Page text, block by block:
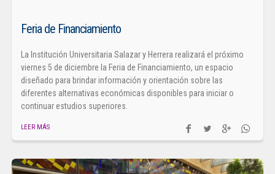
Feria de Financiamiento
La Institución Universitaria Salazar y Herrera realizará el próximo
viernes 5 de diciembre la Feria de Financiamiento, un espacio
diseñado para brindar información y orientación sobre las
diferentes alternativas económicas disponibles para iniciar o
continuar estudios superiores.
LEER MÁS